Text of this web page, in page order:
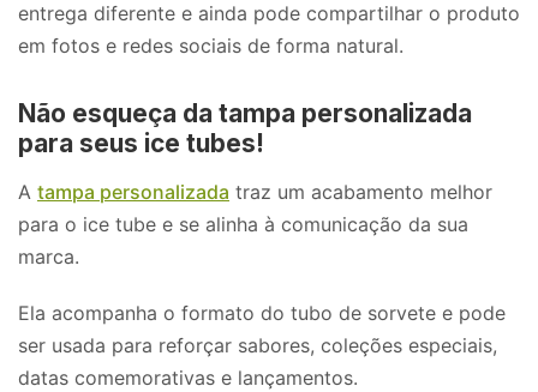
entrega diferente e ainda pode compartilhar o produto
em fotos e redes sociais de forma natural.
Não esqueça da tampa personalizada
para seus ice tubes!
A tampa personalizada traz um acabamento melhor
para o ice tube e se alinha à comunicação da sua
marca.
Ela acompanha o formato do tubo de sorvete e pode
ser usada para reforçar sabores, coleções especiais,
datas comemorativas e lançamentos.